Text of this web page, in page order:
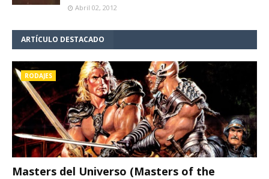
Abril 02, 2012
ARTÍCULO DESTACADO
RODAJES
Masters del Universo (Masters of the